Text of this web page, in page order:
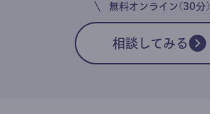
無料オンライン(30分)
相談してみる